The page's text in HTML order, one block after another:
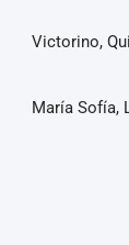
Victorino,
María Sofía,